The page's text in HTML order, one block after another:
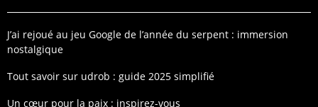
J’ai rejoué au jeu Google de l’année du serpent : immersion
nostalgique
Tout savoir sur udrob : guide 2025 simplifié
Un cœur pour la paix : inspirez-vous